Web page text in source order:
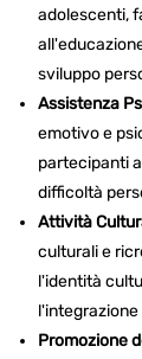
adolescenti,
sviluppo
Assistenza
emotivo e
partecipanti
difficoltà
Attività
culturali e
l'identità
l'integrazione
Promozione